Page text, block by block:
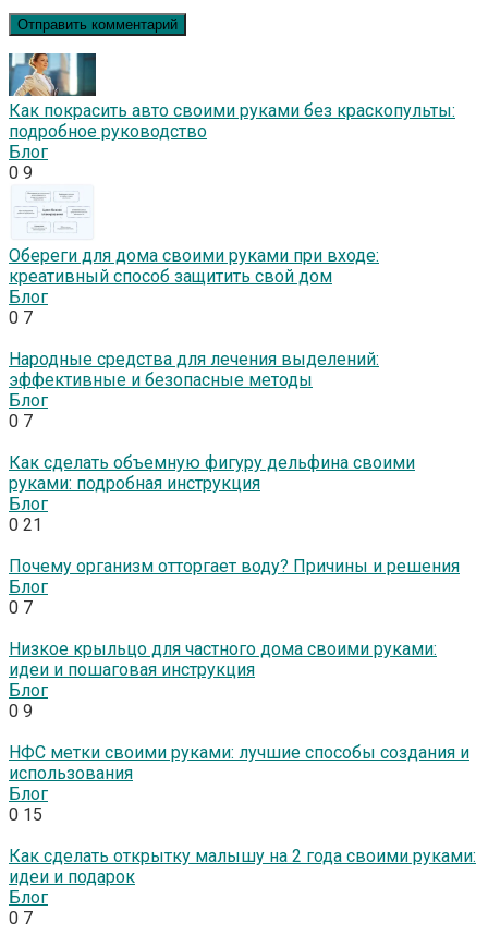
Как покрасить авто своими руками без краскопульты:
подробное руководство
Блог
0 9
Обереги для дома своими руками при входе:
креативный способ защитить свой дом
Блог
0 7
Народные средства для лечения выделений:
эффективные и безопасные методы
Блог
0 7
Как сделать объемную фигуру дельфина своими
руками: подробная инструкция
Блог
0 21
Почему организм отторгает воду? Причины и решения
Блог
0 7
Низкое крыльцо для частного дома своими руками:
идеи и пошаговая инструкция
Блог
0 9
НФС метки своими руками: лучшие способы создания и
использования
Блог
0 15
Как сделать открытку малышу на 2 года своими руками:
идеи и подарок
Блог
0 7